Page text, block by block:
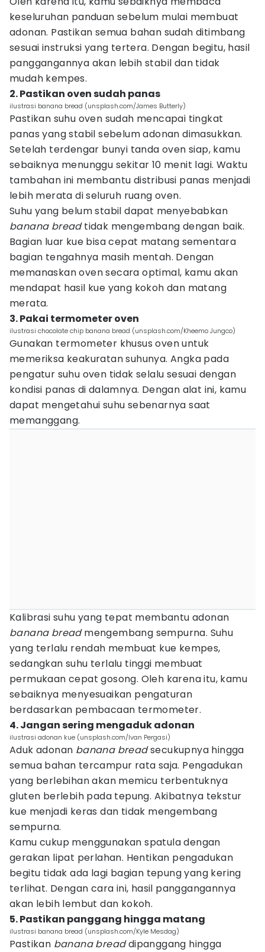
keseluruhan panduan sebelum mulai membuat
adonan. Pastikan semua bahan sudah ditimbang
sesuai instruksi yang tertera. Dengan begitu, hasil
panggangannya akan lebih stabil dan tidak
mudah kempes.
2. Pastikan oven sudah panas
ilustrasi banana bread (unsplash.com/James Butterly)
Pastikan suhu oven sudah mencapai tingkat
panas yang stabil sebelum adonan dimasukkan.
Setelah terdengar bunyi tanda oven siap, kamu
sebaiknya menunggu sekitar 10 menit lagi. Waktu
tambahan ini membantu distribusi panas menjadi
lebih merata di seluruh ruang oven.
Suhu yang belum stabil dapat menyebabkan
banana breadtidak mengembang dengan baik.
Bagian luar kue bisa cepat matang sementara
bagian tengahnya masih mentah. Dengan
memanaskan oven secara optimal, kamu akan
mendapat hasil kue yang kokoh dan matang
merata.
3. Pakai termometer oven
ilustrasi chocolate chip banana bread (unsplash.com/Kheemo Jungco)
Gunakan termometer khusus oven untuk
memeriksa keakuratan suhunya. Angka pada
pengatur suhu oven tidak selalu sesuai dengan
kondisi panas di dalamnya. Dengan alat ini, kamu
dapat mengetahui suhu sebenarnya saat
memanggang.
Kalibrasi suhu yang tepat membantu adonan
banana breadmengembang sempurna. Suhu
yang terlalu rendah membuat kue kempes,
sedangkan suhu terlalu tinggi membuat
permukaan cepat gosong. Oleh karena itu, kamu
sebaiknya menyesuaikan pengaturan
berdasarkan pembacaan termometer.
4. Jangan sering mengaduk adonan
ilustrasi adonan kue (unsplash.com/Ivan Pergasi)
Aduk adonan banana breadsecukupnya hingga
semua bahan tercampur rata saja. Pengadukan
yang berlebihan akan memicu terbentuknya
gluten berlebih pada tepung. Akibatnya tekstur
kue menjadi keras dan tidak mengembang
sempurna.
Kamu cukup menggunakan spatula dengan
gerakan lipat perlahan. Hentikan pengadukan
begitu tidak ada lagi bagian tepung yang kering
terlihat. Dengan cara ini, hasil panggangannya
akan lebih lembut dan kokoh.
5. Pastikan panggang hingga matang
ilustrasi banana bread (unsplash.com/Kyle Mesdag)
Pastikan banana breaddipanggang hingga